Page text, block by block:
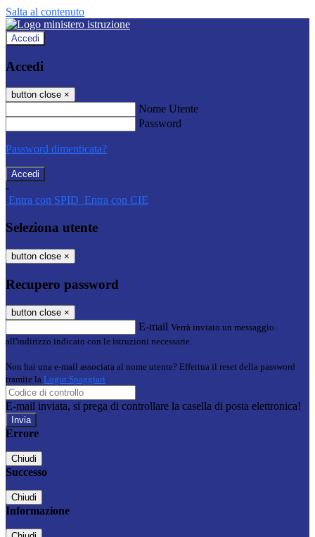
Salta al contenuto
Accedi
Accedi
button close ×
Nome Utente
Password
Password dimenticata?
-
Entra con SPID Entra con CIE
Seleziona utente
button close ×
Recupero password
button close ×
E-mail Verrà inviato un messaggio
all'indirizzo indicato con le istruzioni necessarie.
Non hai una e-mail associata al nome utente? Effettua il reset della password
tramite la Login Spaggiari
E-mail inviata, si prega di controllare la casella di posta elettronica!
Errore
Chiudi
Successo
Chiudi
Informazione